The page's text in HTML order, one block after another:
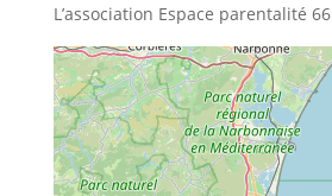
L’association Espace parentalité 66